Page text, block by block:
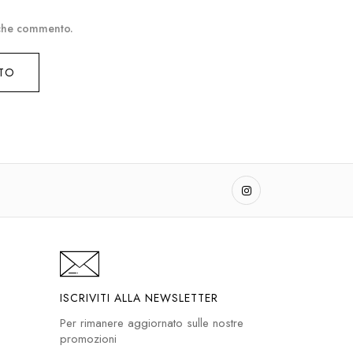
commento.
ISCRIVITI ALLA NEWSLETTER
Per rimanere aggiornato sulle nostre
promozioni